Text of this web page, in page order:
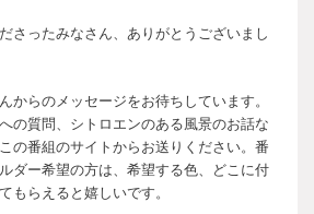
さったみなさん、ありがとうございまし
からのメッセージをお待ちしています。
の質問、シトロエンのある風景のお話な
の番組のサイトからお送りください。番
ダー希望の方は、希望する色、どこに付
もらえると嬉しいです。